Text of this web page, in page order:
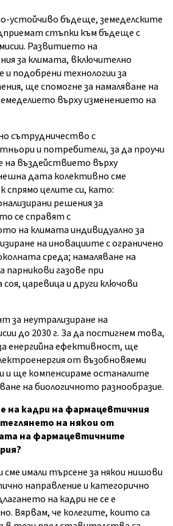
устойчиво бъдеще, земеделските
стъпки към бъдеще с
Развитието на
за климата, включително
и подобрени технологии за
ще спомогне за намаляване на
върху изменението на
сътрудничество с
и потребители, за да проучи
на въздействието върху
дата колективно сме
спрямо целите си, като:
решения за
се справят с
на климата индивидуално за
на иновациите с ограничено
среда; намаляване на
парникови газове при
царевица и други ключови
за неутрализиране на
до 2030 г. За да постигнем това,
енергийна ефективност, ще
от възобновяеми
и ще компенсираме останалите
на биологичното разнообразие.
на кадри на фармацевтичния
на някои от
на фармацевтичните
сме имали търсене за някои нишови
направление и категорично
на кадри не се е
Вярвам, че колегите, които са